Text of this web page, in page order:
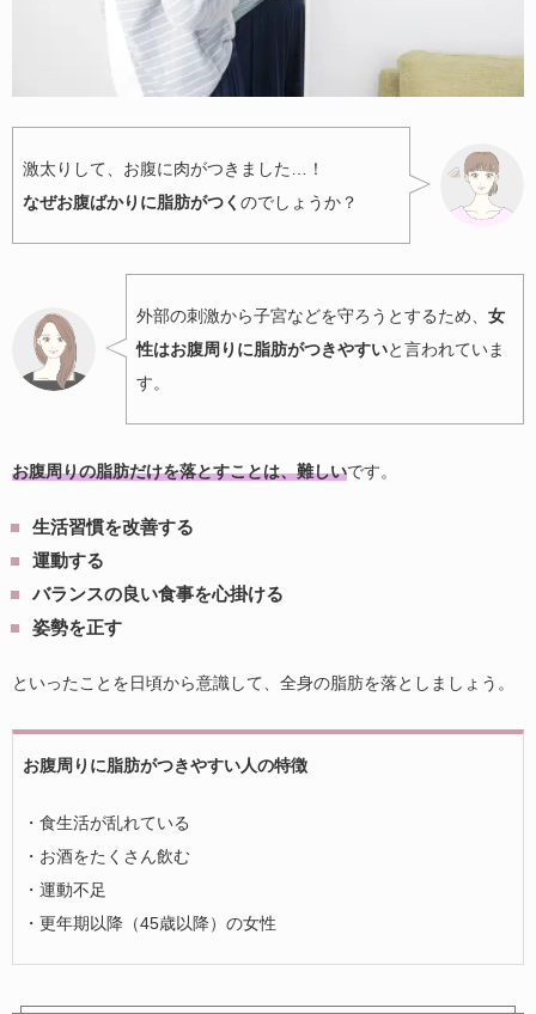
激太りして、お腹に肉がつきました…！
なぜお腹ばかりに脂肪がつく のでしょうか？
外部の刺激から子宮などを守ろうとするため、 女
性はお腹周りに脂肪がつきやすいと言われていま
す。
お腹周りの脂肪だけを落とすことは、難しいです。
生活習慣を改善する
運動する
バランスの良い食事を心掛ける
姿勢を正す
といったことを日頃から意識して、全身の脂肪を落としましょう。
お腹周りに脂肪がつきやすい人の特徴
・食生活が乱れている
・お酒をたくさん飲む
・運動不足
・更年期以降（45歳以降）の女性